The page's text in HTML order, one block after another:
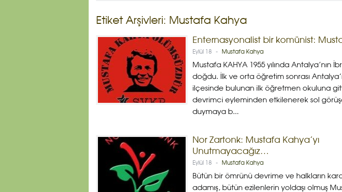
Etiket Arşivleri: Mustafa Kahya
Enternasyonalist bir komünist:
Eylül 18 - Mustafa Kahya
Mustafa KAHYA 1955 yılında Antalya’nın
doğdu. İlk ve orta öğretim sonrası
ilçesinde bulunan ilk öğretmen okuluna
devrimci eyleminden etkilenerek sol
duymaya b...
Nor Zartonk: Mustafa Kahya’yı
Unutmayacağız…
Eylül 18 - Mustafa Kahya
Bütün bir ömrünü devrime ve halkların
adamış, bütün ezilenlerin yoldaşı olmuş